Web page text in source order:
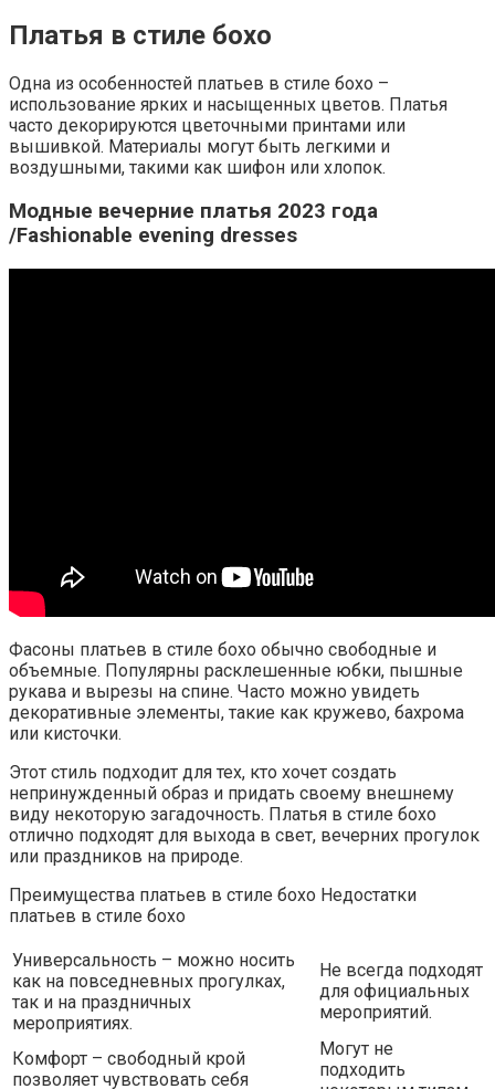
Платья в стиле бохо
Одна из особенностей платьев в стиле бохо –
использование ярких и насыщенных цветов. Платья
часто декорируются цветочными принтами или
вышивкой. Материалы могут быть легкими и
воздушными, такими как шифон или хлопок.
Модные вечерние платья 2023 года
/Fashionable evening dresses
Фасоны платьев в стиле бохо обычно свободные и
объемные. Популярны расклешенные юбки, пышные
рукава и вырезы на спине. Часто можно увидеть
декоративные элементы, такие как кружево, бахрома
или кисточки.
Этот стиль подходит для тех, кто хочет создать
непринужденный образ и придать своему внешнему
виду некоторую загадочность. Платья в стиле бохо
отлично подходят для выхода в свет, вечерних прогулок
или праздников на природе.
Преимущества платьев в стиле бохо Недостатки
платьев в стиле бохо
Универсальность – можно носить
как на повседневных прогулках,
так и на праздничных
мероприятиях.
Не всегда подходят
для официальных
мероприятий.
Комфорт – свободный крой
позволяет чувствовать себя
Могут не
подходить